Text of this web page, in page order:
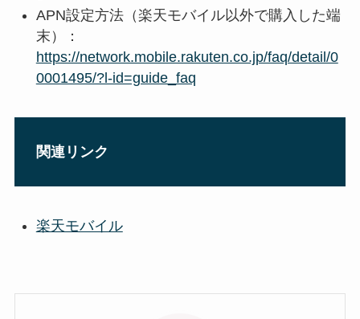
APN設定方法（楽天モバイル以外で購入した端
末）：
https://network.mobile.rakuten.co.jp/faq/detail/0
0001495/?l-id=guide_faq
関連リンク
楽天モバイル